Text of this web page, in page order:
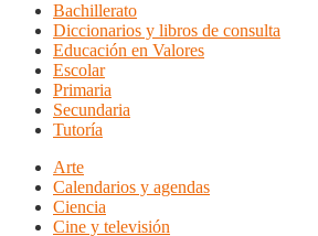
Bachillerato
Diccionarios y libros de consulta
Educación en Valores
Escolar
Primaria
Secundaria
Tutoría
Arte
Calendarios y agendas
Ciencia
Cine y televisión